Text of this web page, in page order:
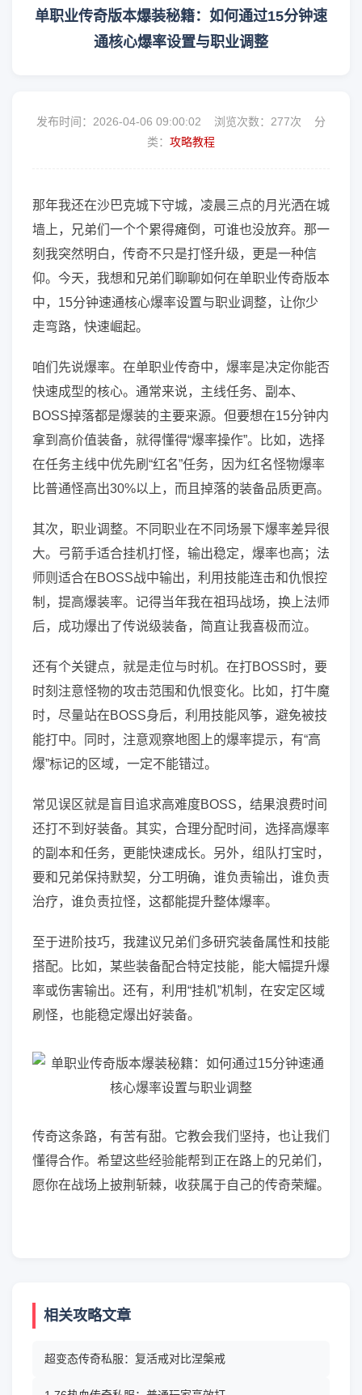
单职业传奇版本爆装秘籍：如何通过15分钟速
通核心爆率设置与职业调整
发布时间：2026-04-06 09:00:02 浏览次数： 277次 分
类： 攻略教程
那年我还在沙巴克城下守城，凌晨三点的月光洒在城
墙上，兄弟们一个个累得瘫倒，可谁也没放弃。那一
刻我突然明白，传奇不只是打怪升级，更是一种信
仰。今天，我想和兄弟们聊聊如何在单职业传奇版本
中，15分钟速通核心爆率设置与职业调整，让你少
走弯路，快速崛起。
咱们先说爆率。在单职业传奇中，爆率是决定你能否
快速成型的核心。通常来说，主线任务、副本、
BOSS掉落都是爆装的主要来源。但要想在15分钟内
拿到高价值装备，就得懂得“爆率操作”。比如，选择
在任务主线中优先刷“红名”任务，因为红名怪物爆率
比普通怪高出30%以上，而且掉落的装备品质更高。
其次，职业调整。不同职业在不同场景下爆率差异很
大。弓箭手适合挂机打怪，输出稳定，爆率也高；法
师则适合在BOSS战中输出，利用技能连击和仇恨控
制，提高爆装率。记得当年我在祖玛战场，换上法师
后，成功爆出了传说级装备，简直让我喜极而泣。
还有个关键点，就是走位与时机。在打BOSS时，要
时刻注意怪物的攻击范围和仇恨变化。比如，打牛魔
时，尽量站在BOSS身后，利用技能风筝，避免被技
能打中。同时，注意观察地图上的爆率提示，有“高
爆”标记的区域，一定不能错过。
常见误区就是盲目追求高难度BOSS，结果浪费时间
还打不到好装备。其实，合理分配时间，选择高爆率
的副本和任务，更能快速成长。另外，组队打宝时，
要和兄弟保持默契，分工明确，谁负责输出，谁负责
治疗，谁负责拉怪，这都能提升整体爆率。
至于进阶技巧，我建议兄弟们多研究装备属性和技能
搭配。比如，某些装备配合特定技能，能大幅提升爆
率或伤害输出。还有，利用“挂机”机制，在安定区域
刷怪，也能稳定爆出好装备。
传奇这条路，有苦有甜。它教会我们坚持，也让我们
懂得合作。希望这些经验能帮到正在路上的兄弟们，
愿你在战场上披荆斩棘，收获属于自己的传奇荣耀。
相关攻略文章
超变态传奇私服：复活戒对比涅槃戒